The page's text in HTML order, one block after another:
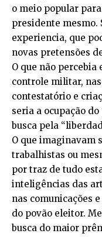
o meio popular
presidente mesmo.
experiencia, que
novas pretensões
O que não
controle militar,
contestatório e
seria a ocupação
busca pela
O que imaginavam
trabalhistas ou
por traz de tudo
inteligências das
nas comunicações
do povão eleitor.
busca do maior